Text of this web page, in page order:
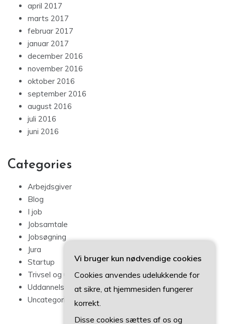
april 2017
marts 2017
februar 2017
januar 2017
december 2016
november 2016
oktober 2016
september 2016
august 2016
juli 2016
juni 2016
Categories
Arbejdsgiver
Blog
I job
Jobsamtale
Jobsøgning
Jura
Startup
Trivsel og udvikling
Uddannelse
Uncategorized
Vi bruger kun nødvendige cookies
Cookies anvendes udelukkende for
at sikre, at hjemmesiden fungerer
korrekt.
Disse cookies sættes af os og